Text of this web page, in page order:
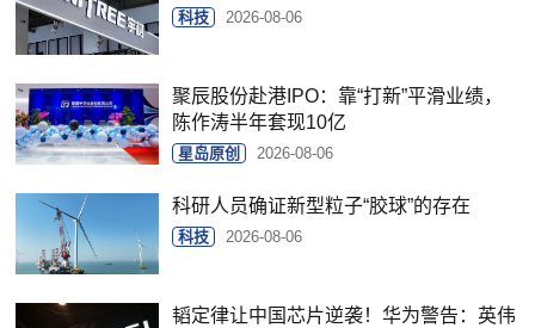
科技 2026-08-06
聚辰股份赴港IPO：靠“打新”平滑业绩，
陈作涛半年套现10亿
星岛原创 2026-08-06
科研人员确证新型粒子“胶球”的存在
科技 2026-08-06
韬定律让中国芯片逆袭！华为警告：英伟